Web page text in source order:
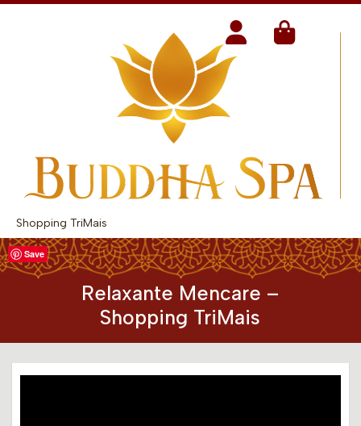
Shopping TriMais
Relaxante Mencare –
Shopping TriMais
Save